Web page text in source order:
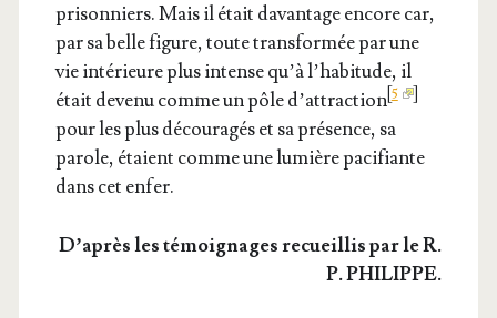
pri­son­niers. Mais il était davan­tage encore car,
par sa belle figure, toute trans­for­mée par une
vie inté­rieure plus intense qu’à l’ha­bi­tude, il
était deve­nu comme un pôle d’at­trac­tion 5 ]
pour les plus décou­ra­gés et sa pré­sence, sa
parole, étaient comme une lumière paci­fiante
dans cet enfer.
D’a­près les témoi­gnages recueillis par le R.
P. PHILIPPE.